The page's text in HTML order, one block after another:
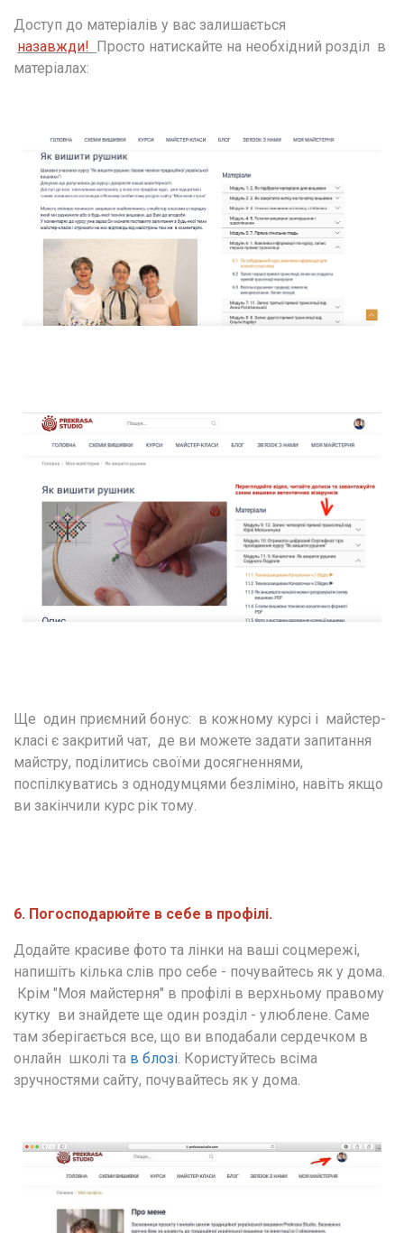
Доступ до матеріалів у вас залишається
назавжди! Просто натискайте на необхідний розділ  в
матеріалах:
Ще  один приємний бонус:  в кожному курсі і  майстер-
класі є закритий чат,  де ви можете задати запитання
майстру, поділитись своїми досягненнями,
поспілкуватись з однодумцями безліміно, навіть якщо
ви закінчили курс рік тому.
6. Погосподарюйте в себе в профілі.
Додайте красиве фото та лінки на ваші соцмережі,
напишіть кілька слів про себе - почувайтесь як у дома.
Крім "Моя майстерня" в профілі в верхньому правому
кутку  ви знайдете ще один розділ - улюблене. Саме
там зберігається все, що ви вподабали сердечком в
онлайн  школі та в блозі . Користуйтесь всіма
зручностями сайту, почувайтесь як у дома.